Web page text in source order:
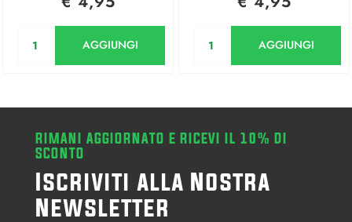
AGGIUNGI AGGIUNGI
RIMANI AGGIORNATO E RICEVI IL 10% DI
SCONTO
Iscriviti alla Nostra
Newsletter